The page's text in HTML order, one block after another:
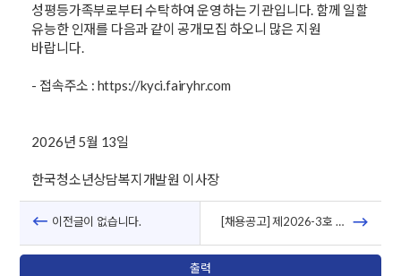
성평등가족부로부터 수탁하여 운영하는 기관입니다. 함께 일할
유능한 인재를 다음과 같이 공개모집 하오니 많은 지원
바랍니다.
- 접속주소 : https://kyci.fairyhr.com
2026년 5월 13일
한국청소년상담복지개발원 이사장
이전글이 없습니다. [채용공고] 제2026-3호 한국청소년상담복지개발원 청년인턴(체험형) 모집
출력